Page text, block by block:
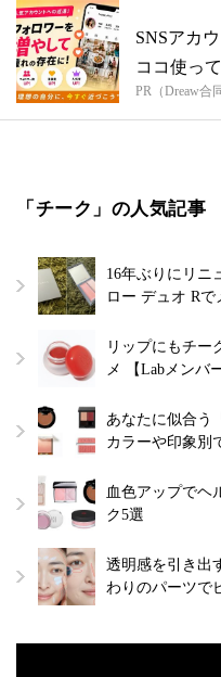
SNSアカ
ココ使って
PR（Dreaw合
「チーク」の人気記事
16年ぶりにリニ
ロー デュオ Rで
リップにもチー
メ 【Labメンバ
あなたに似合う
カラーや印象別
血色アップでヘ
ク5選
透明感を引き出
わりのパーツで